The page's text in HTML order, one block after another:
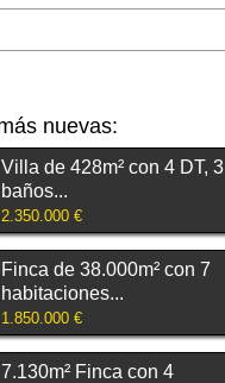
nuevas:
Villa de 428m² con 4 DT, 3
baños...
2.350.000 €
Finca de 38.000m² con 7
habitaciones...
1.850.000 €
7.130m² Finca con 4